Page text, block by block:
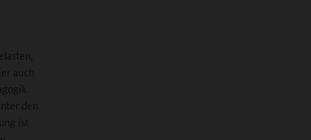
auch
den
ist